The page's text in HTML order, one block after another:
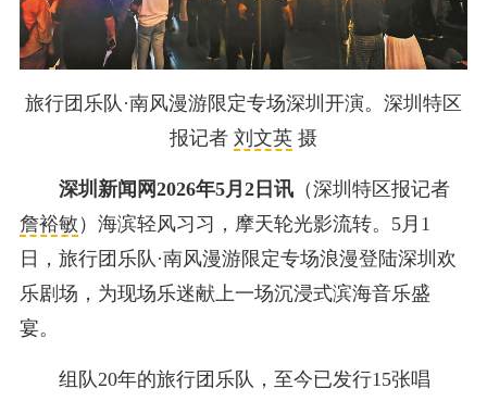
旅行团乐队·南风漫游限定专场深圳开演。深圳特区
报记者 刘文英 摄
深圳新闻网2026年5月2日讯（深圳特区报记者
詹裕敏 ）海滨轻风习习，摩天轮光影流转。5月1
日，旅行团乐队·南风漫游限定专场浪漫登陆深圳欢
乐剧场，为现场乐迷献上一场沉浸式滨海音乐盛
宴。
组队20年的旅行团乐队，至今已发行15张唱